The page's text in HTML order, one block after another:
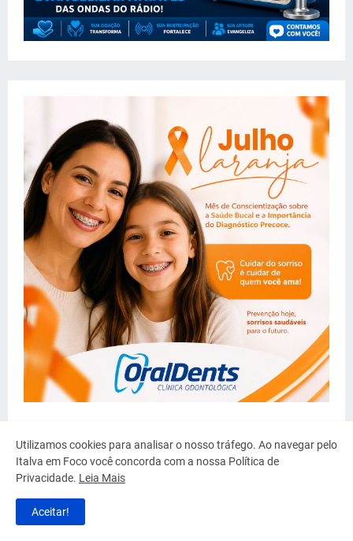
Serviço
Utilizamos cookies para analisar o nosso tráfego. Ao navegar pelo
Italva em Foco você concorda com a nossa Política de
Privacidade. Leia Mais
Aceitar!